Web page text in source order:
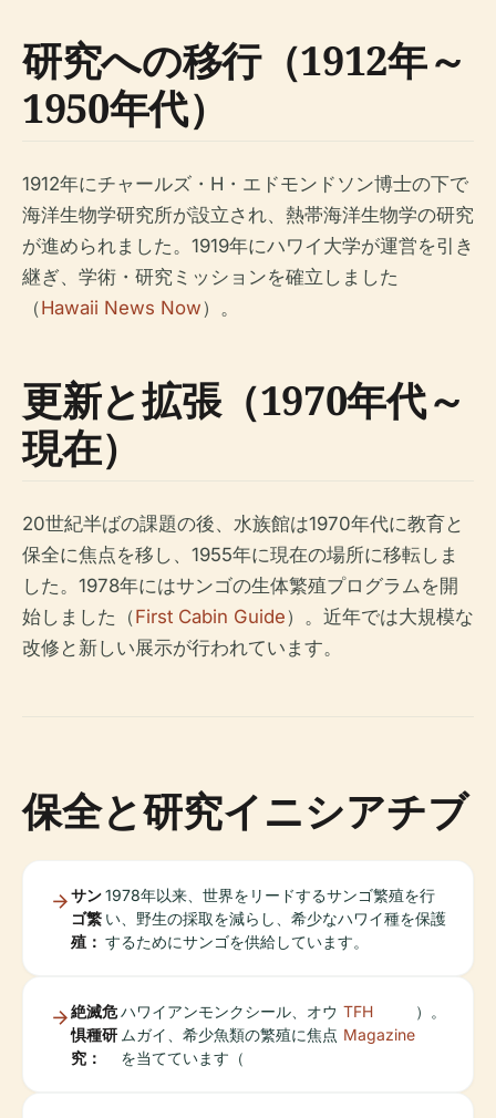
研究への移行（1912年～
1950年代）
1912年にチャールズ・H・エドモンドソン博士の下で
海洋生物学研究所が設立され、熱帯海洋生物学の研究
が進められました。1919年にハワイ大学が運営を引き
継ぎ、学術・研究ミッションを確立しました
（Hawaii News Now）。
更新と拡張（1970年代～
現在）
20世紀半ばの課題の後、水族館は1970年代に教育と
保全に焦点を移し、1955年に現在の場所に移転しま
した。1978年にはサンゴの生体繁殖プログラムを開
始しました（First Cabin Guide）。近年では大規模な
改修と新しい展示が行われています。
保全と研究イニシアチブ
サン
ゴ繁
殖：
1978年以来、世界をリードするサンゴ繁殖を行
い、野生の採取を減らし、希少なハワイ種を保護
するためにサンゴを供給しています。
絶滅危
惧種研
究：
ハワイアンモンクシール、オウ
ムガイ、希少魚類の繁殖に焦点
を当てています（
TFH
Magazine
）。